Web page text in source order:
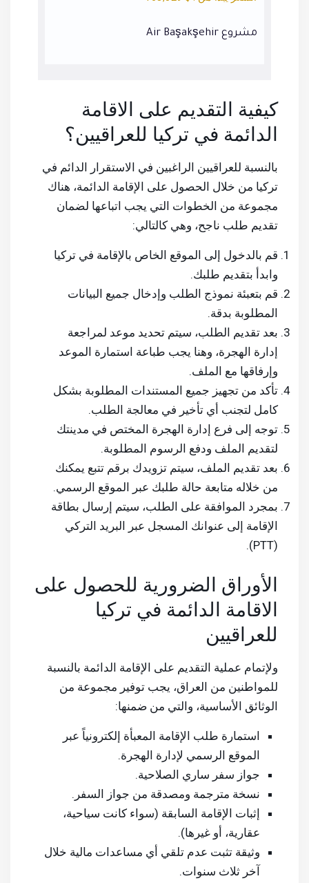
مشروع Mavera Residence
كيفية التقديم على الاقامة
الدائمة في تركيا للعراقيين؟
بالنسبة للعراقيين الراغبين في الاستقرار الدائم في
تركيا من خلال الحصول على الإقامة الدائمة، هناك
مجموعة من الخطوات التي يجب اتباعها لضمان
تقديم طلب ناجح، وهي كالتالي:
قم بالدخول إلى الموقع الخاص بالإقامة في تركيا
وابدأ بتقديم طلبك.
قم بتعبئة نموذج الطلب وإدخال جميع البيانات
المطلوبة بدقة.
بعد تقديم الطلب، سيتم تحديد موعد لمراجعة
إدارة الهجرة، وهنا يجب طباعة استمارة الموعد
وإرفاقها مع الملف.
تأكد من تجهيز جميع المستندات المطلوبة بشكل
كامل لتجنب أي تأخير في معالجة الطلب.
توجه إلى فرع إدارة الهجرة المختص في مدينتك
لتقديم الملف ودفع الرسوم المطلوبة.
بعد تقديم الملف، سيتم تزويدك برقم تتبع يمكنك
من خلاله متابعة حالة طلبك عبر الموقع الرسمي.
بمجرد الموافقة على الطلب، سيتم إرسال بطاقة
الإقامة إلى عنوانك المسجل عبر البريد التركي
(PTT).
الأوراق الضرورية للحصول على
الاقامة الدائمة في تركيا
للعراقيين
ولإتمام عملية التقديم على الإقامة الدائمة بالنسبة
للمواطنين من العراق، يجب توفير مجموعة من
الوثائق الأساسية، والتي من ضمنها:
استمارة طلب الإقامة المعبأة إلكترونياً عبر
الموقع الرسمي لإدارة الهجرة.
جواز سفر ساري الصلاحية.
نسخة مترجمة ومصدقة من جواز السفر.
إثبات الإقامة السابقة (سواء كانت سياحية،
عقارية، أو غيرها).
وثيقة تثبت عدم تلقي أي مساعدات مالية خلال
آخر ثلاث سنوات.